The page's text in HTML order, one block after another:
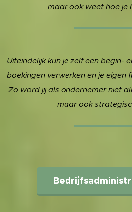
maar ook weet hoe je
Uiteindelijk kun je zelf een begin-
boekingen verwerken en je eigen
Zo word jij als ondernemer niet
maar ook